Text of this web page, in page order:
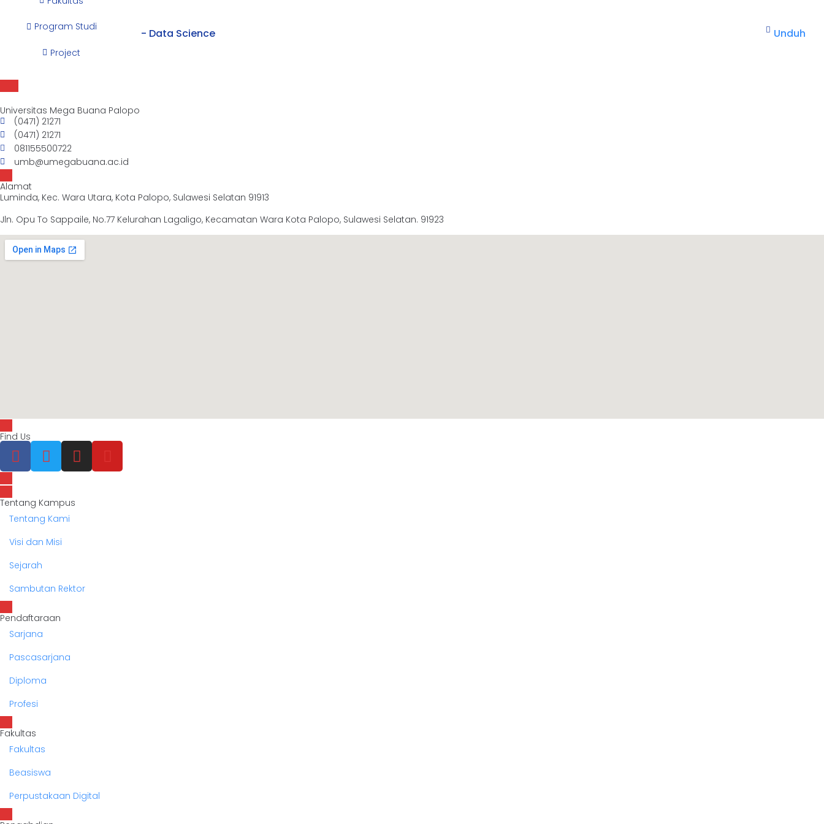
Program Studi
Project
- Data Science Unduh
Universitas Mega Buana Palopo
(0471) 21271
(0471) 21271
081155500722
umb@umegabuana.ac.id
Alamat
Luminda, Kec. Wara Utara, Kota Palopo, Sulawesi Selatan 91913
Jln. Opu To Sappaile, No.77 Kelurahan Lagaligo, Kecamatan Wara Kota Palopo, Sulawesi Selatan. 91923
Find Us
Tentang Kampus
Tentang Kami
Visi dan Misi
Sejarah
Sambutan Rektor
Pendaftaraan
Sarjana
Pascasarjana
Diploma
Profesi
Fakultas
Fakultas
Beasiswa
Perpustakaan Digital